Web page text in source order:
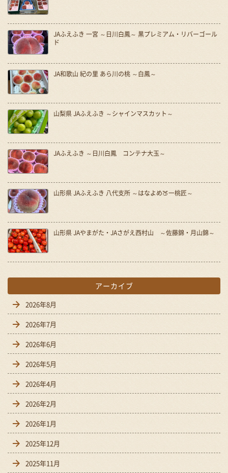
JAふえふき 一宮 ～日川白鳳～ 黒プレミアム・リバーゴール
ド
JA和歌山 紀の里 あら川の桃 ～白鳳～
山梨県 JAふえふき ～シャインマスカット～
JAふえふき ～日川白鳳 コンテナ大玉～
山形県 JAふえふき 八代支所 ～はなよめ🍑一桃匠～
山形県 JAやまがた・JAさがえ西村山 ～佐藤錦・月山錦～
アーカイブ
2026年8月
2026年7月
2026年6月
2026年5月
2026年4月
2026年2月
2026年1月
2025年12月
2025年11月